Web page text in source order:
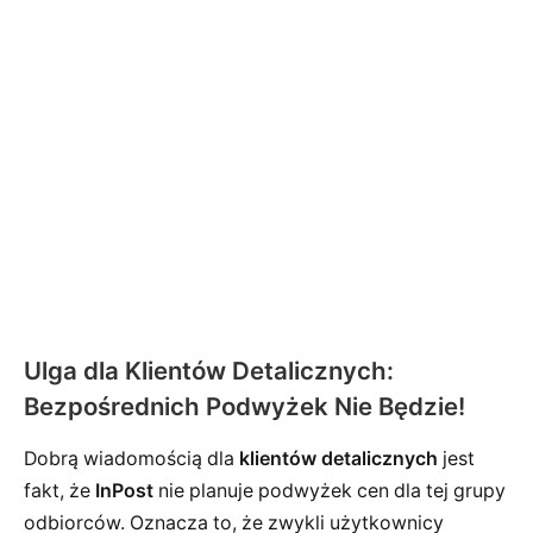
Ulga dla Klientów Detalicznych:
Bezpośrednich Podwyżek Nie Będzie!
Dobrą wiadomością dla klientów detalicznych jest
fakt, że InPost nie planuje podwyżek cen dla tej grupy
odbiorców. Oznacza to, że zwykli użytkownicy